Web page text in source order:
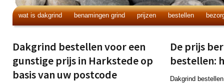
wat is dakgrind benamingen grind prijzen bestellen
Dakgrind bestellen voor een
gunstige prijs in Harkstede op
basis van uw postcode
De prijs
bestellen:
Dakgrind